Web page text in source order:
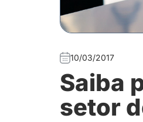
10/03/2017
Saiba
setor